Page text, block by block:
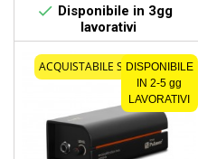
 Disponibile in 3gg
lavorativi
ACQUISTABILE SOLO ONLINE
DISPONIBILE
IN 2-5 gg
LAVORATIVI